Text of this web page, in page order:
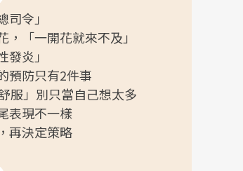
令」
「一開花就來不及」
炎」
預防只有2件事
服」別只當自己想太多
表現不一樣
再決定策略
療院所的服務，更是民眾了解自身健康
狀況、啟動健康管理的重要起點。